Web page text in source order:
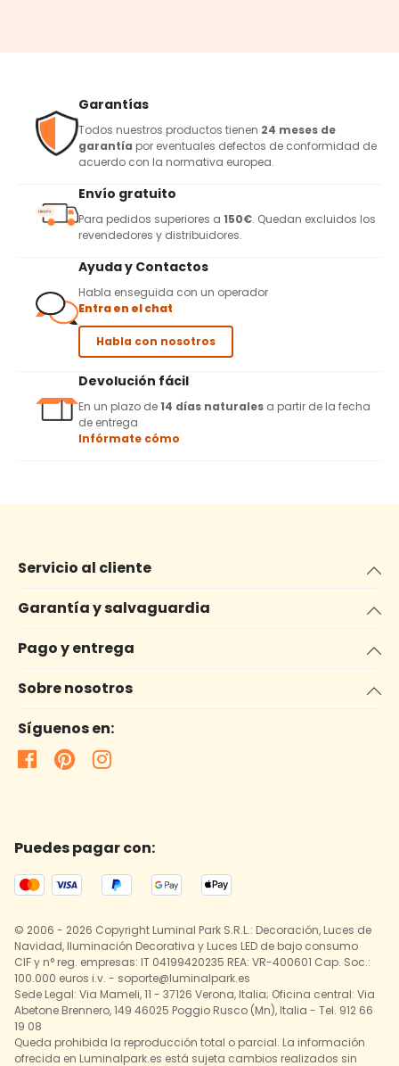
Garantías
Todos nuestros productos tienen 24 meses de
garantía por eventuales defectos de conformidad de
acuerdo con la normativa europea.
Envío gratuito
Para pedidos superiores a 150€. Quedan excluidos los
revendedores y distribuidores.
Ayuda y Contactos
Habla enseguida con un operador
Entra en el chat
Habla con nosotros
Devolución fácil
En un plazo de14 días naturales a partir de la fecha
de entrega
Infórmate cómo
Servicio al cliente
Garantía y salvaguardia
Pago y entrega
Sobre nosotros
Síguenos en:
Puedes pagar con:
© 2006 - 2026 Copyright Luminal Park S.R.L.: Decoración, Luces de
Navidad, Iluminación Decorativa y Luces LED de bajo consumo
CIF y n° reg. empresas: IT 04199420235 REA: VR-400601 Cap. Soc.:
100.000 euros i.v. - soporte@luminalpark.es
Sede Legal: Via Mameli, 11 - 37126 Verona, Italia; Oficina central: Via
Abetone Brennero, 149 46025 Poggio Rusco (Mn), Italia - Tel. 912 66
19 08
Queda prohibida la reproducción total o parcial. La información
ofrecida en Luminalpark.es está sujeta cambios realizados sin